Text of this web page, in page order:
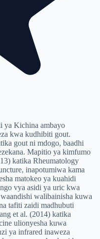
ya Kichina ambayo
kwa kudhibiti gout.
gout ni mdogo, baadhi
Mapitio ya kimfumo
katika Rheumatology
inapotumiwa kama
matokeo ya kuahidi
vya asidi ya uric kwa
walibainisha kuwa
tafiti zaidi madhubuti
et al. (2014) katika
ulionyesha kuwa
ya infrared inaweza